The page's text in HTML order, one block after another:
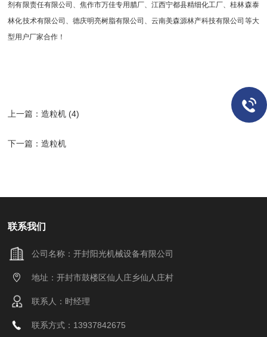
剂有限责任有限公司、焦作市万佳专用腊厂、江西宁都县精细化工厂、桂林森泰
林化技术有限公司、德庆明亮树脂有限公司、云南美森源林产科技有限公司等大
型用户厂家合作！
上一篇：造粒机 (4)
下一篇：造粒机
联系我们
公司名称：开封阳光机械设备有限公司
地址：开封市鼓楼区仙人庄乡仙人庄村
联系人：时经理
联系方式：13937842675